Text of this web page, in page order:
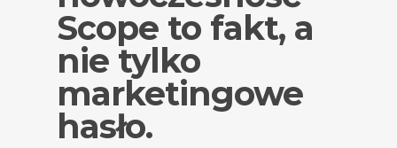
Scope to fakt, a
nie tylko
marketingowe
hasło.